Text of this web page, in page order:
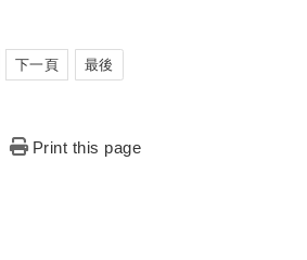
下一頁 最後
Print this page